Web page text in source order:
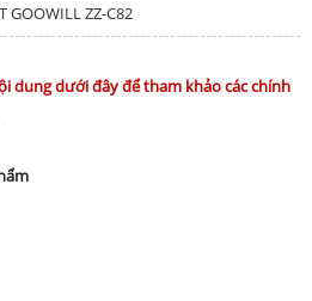
GOOWILL ZZ-C82
dung dưới đây để tham khảo các chính